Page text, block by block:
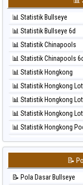
⚽ Bola Merah Sydney
⚽ Bola Merah Taipei
⚽ Bola Merah Taiwan
⚽ Bola Hitam Korea
⚽ Bola Hitam Kuda Lari
⚽ Bola Hitam Magnum
⚽ Bola Hitam Nagoya
⚽ Bola Hitam North
⚽ Bola Hitam Pcso
⚽ Bola Hitam Sao Paulo
⚽ Bola Hitam Singapore
⚽ Bola Hitam Sydney
⚽ Bola Hitam Sydney
⚽ Bola Hitam Sydney
⚽ Bola Hitam Sydney
⚽ Bola Hitam Sydney
📊 Statistik Bullseye
📊 Statistik Bullseye 6d
📊 Statistik Chinapools
📊 Statistik Chinapools 6d
📊 Statistik Hongkong
📊 Statistik Hongkong
📊 Statistik Hongkong
📊 Statistik Hongkong
📊 Statistik Hongkong
📊 Statistik Japan
📊 Statistik Japan 6d
📊 Statistik Korea
📊 Statistik Kuda Lari
📝
📝 Pola Dasar Bullseye